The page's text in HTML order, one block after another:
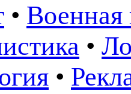
• Военная
•
•